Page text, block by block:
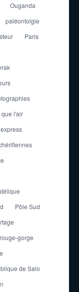
Ouganda
paléontolgie
Paris
l'air
Pôle Sud
rouge-gorge
de Salo